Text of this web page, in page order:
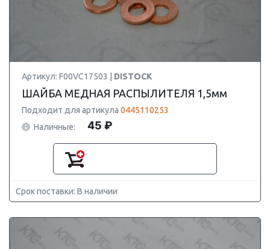
Артикул: F00VC17503 | DISTOCK
ШАЙБА МЕДНАЯ РАСПЫЛИТЕЛЯ 1,5мм
Подходит для артикула 0445110253
Наличные:
45 ₽
Срок поставки: В наличии